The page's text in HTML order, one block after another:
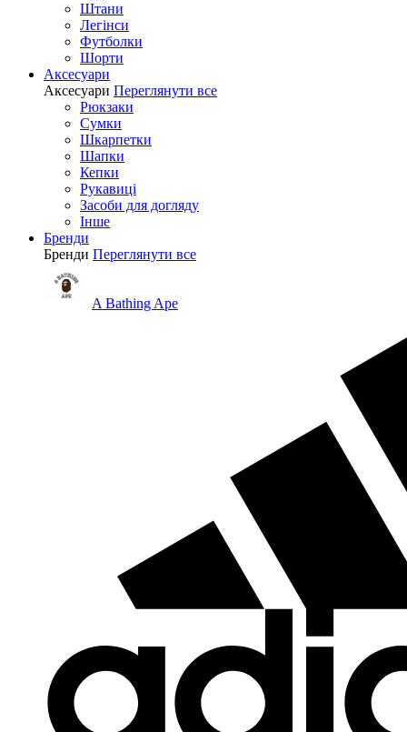
Штани
Легінси
Футболки
Шорти
Аксесуари
Аксесуари Переглянути все
Рюкзаки
Сумки
Шкарпетки
Шапки
Кепки
Рукавиці
Засоби для догляду
Інше
Бренди
Бренди Переглянути все
A Bathing Ape